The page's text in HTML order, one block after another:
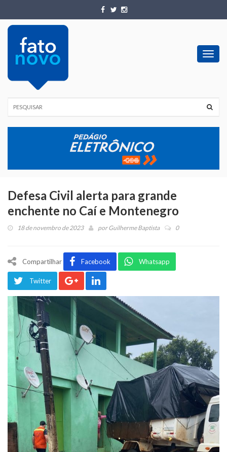
Defesa Civil alerta para grande
enchente no Caí e Montenegro
18 de novembro de 2023 porGuilherme Baptista 0
Compartilhar Facebook Whatsapp
Twitter